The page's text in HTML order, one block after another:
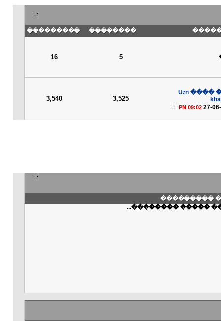
���
��������
���������
5
16
�����
27-
09:02 PM
3,525
3,540
���
���� �����